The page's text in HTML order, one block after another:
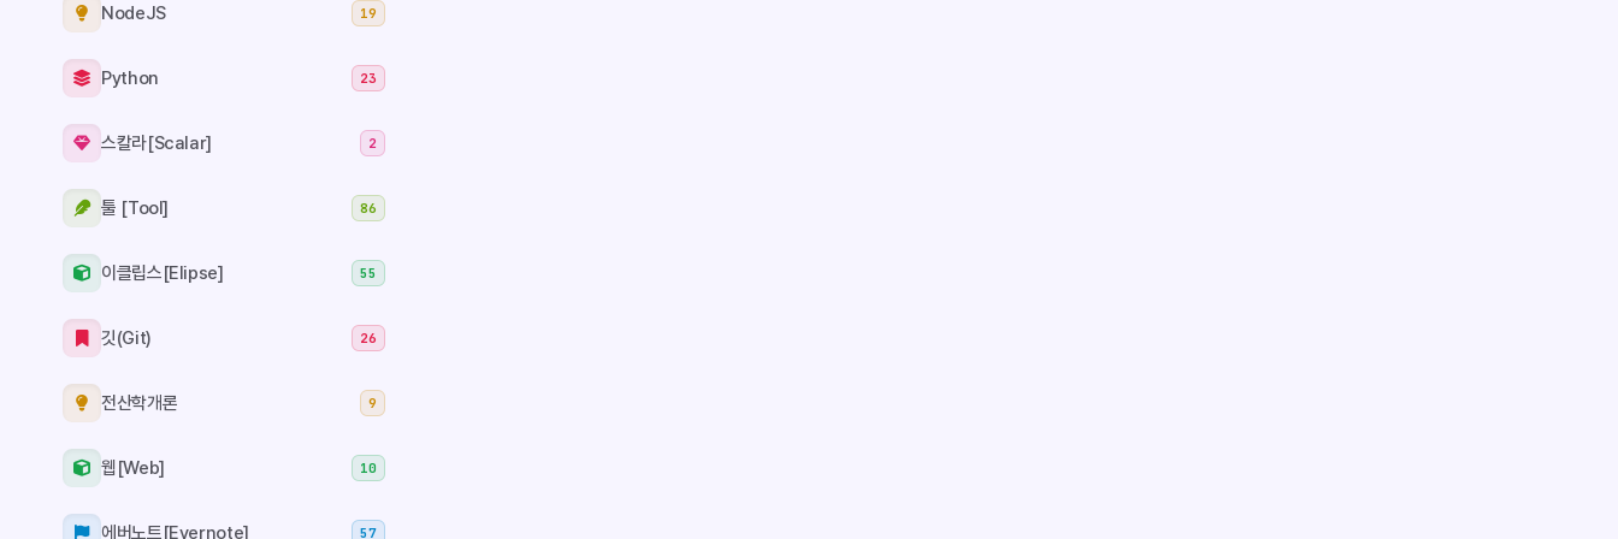
NodeJS 19
Python 23
스칼라[Scalar] 2
툴 [Tool] 86
이클립스[Elipse] 55
깃(Git) 26
전산학개론 9
웹[Web] 10
에버노트[Evernote] 57